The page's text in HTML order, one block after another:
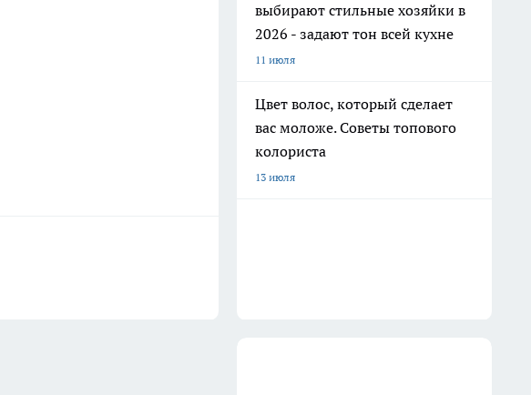
выбирают стильные хозяйки в
2026 - задают тон всей кухне
11 июля
Цвет волос, который сделает
вас моложе. Советы топового
колориста
13 июля